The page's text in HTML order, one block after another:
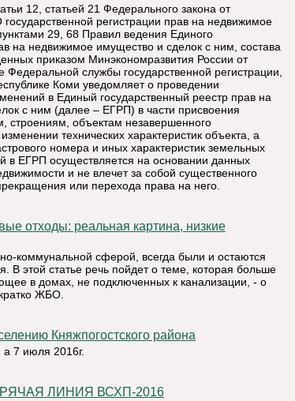
12, статьей 21 Федерального закона от
регистрации прав на недвижимое
29, 68 Правил ведения Единого
на недвижимое имущество и сделок с ним, состава
приказом Минэкономразвития России от
службы государственной регистрации,
Коми уведомляет о проведении
в Единый государственный реестр прав на
с ним (далее – ЕГРП) в части присвоения
строениям, объектам незавершенного
технических характеристик объекта, а
номера и иных характеристик земельных
в ЕГРП осуществляется на основании данных
и не влечет за собой существенного
или перехода права на него.
коммунальной сферой, всегда были и остаются
В этой статье речь пойдет о теме, которая больше
в домах, не подключенных к канализации, - о
ЖБО.
Княжпогостского района
7 июля 2016г.
ЛИНИЯ ВСХП-2016